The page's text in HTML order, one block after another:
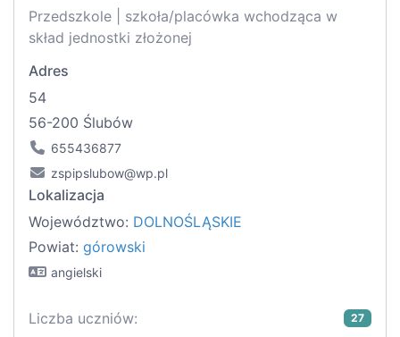
Przedszkole | szkoła/placówka wchodząca w
skład jednostki złożonej
Adres
54
56-200 Ślubów
655436877
zspipslubow@wp.pl
Lokalizacja
Województwo: DOLNOŚLĄSKIE
Powiat: górowski
angielski
Liczba uczniów: 27